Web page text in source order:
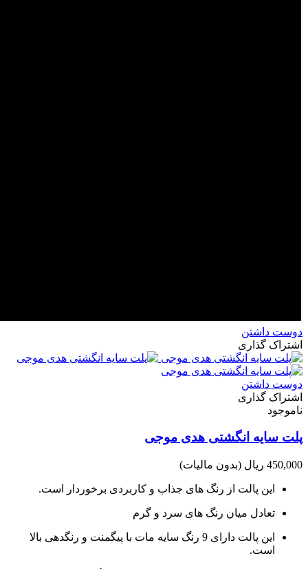
دوست داشتن
اشتراک گذاری
دوست داشتن
اشتراک گذاری
ناموجود
پلت سایه انگشتی هدی موجی
450,000 ریال (بدون مالیات)
این پالت از رنگ های جذاب و کاربردی برخوردار است.
تعادل میان رنگ های سرد و گرم
این پالت دارای 9 رنگ سایه مات با پیگمنت و رنگدهی بالا
است.